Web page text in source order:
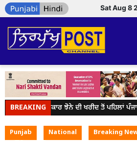
Sat Aug 8
BREAKING
ਕੇਂਦਰ ਸਰਕਾਰ ਝੋਨੇ ਦੀ ਖਰੀਦ ਤੋਂ ਪਹਿਲਾਂ
Punjab National Breaking